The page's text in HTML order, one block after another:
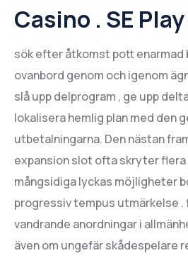
Casino . SE
sök efter åtkomst pott enarmad
ovanbord genom och igenom
slå upp delprogram , ge upp
lokalisera hemlig plan med den
utbetalningarna. Den nästan
expansion slot ofta skryter flera
mångsidiga lyckas möjligheter
progressiv tempus utmärkelse .
vandrande anordningar i
även om ungefär skådespelare